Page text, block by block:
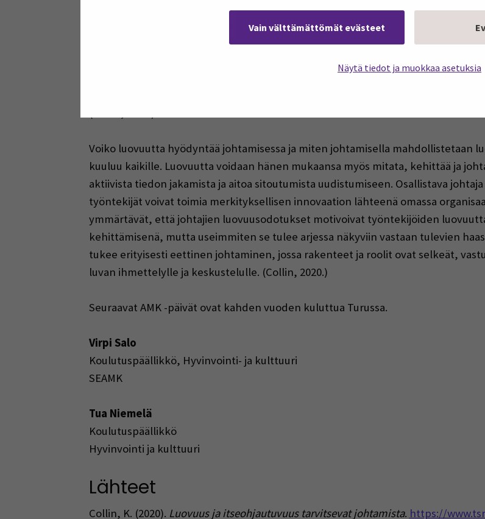
Vain välttämättömät evästeet
Näytä tiedot ja muokkaa asetuksia
resurssina, jolloin työntekijöiden luovuus toimii organisaation innovaation ja
luovuus määritellään yleisesti ideoiden tuottamisena tuotteille, prosesseille tai
organisaatiolle (Montag ym., 2012). Luovuus on osa hyvinvointia. Toisinaan
ohjeet. Työyhteisöjen luovuutta tutkinut Collin näkee, että itseohjautuvuus
Voiko luovuutta hyödyntää johtamisessa ja miten johtamisella mahdollistetaan
kuuluu kaikille. Luovuutta voidaan hänen mukaansa myös mitata, kehittää ja
aktiivista tiedon jakamista ja aitoa sitoutumista uudistumiseen. Osallistava
työntekijät voivat toimia merkityksellisen innovaation lähteenä omassa
ymmärtävät, että johtajien luovuusodotukset motivoivat työntekijöiden
kehittämisenä, mutta useimmiten se tulee arjessa näkyviin vastaan tulevien
tukee erityisesti eettinen johtaminen, jossa rakenteet ja roolit ovat selkeät,
luvan ihmettelylle ja keskustelulle. (Collin, 2020.)
Seuraavat AMK -päivät ovat kahden vuoden kuluttua Turussa.
Virpi Salo
Koulutuspäällikkö, Hyvinvointi- ja kulttuuri
SEAMK
Tua Niemelä
Koulutuspäällikkö
Hyvinvointi ja kulttuuri
Lähteet
Collin, K. (2020). Luovuus ja itseohjautuvuus tarvitsevat johtamista. https://